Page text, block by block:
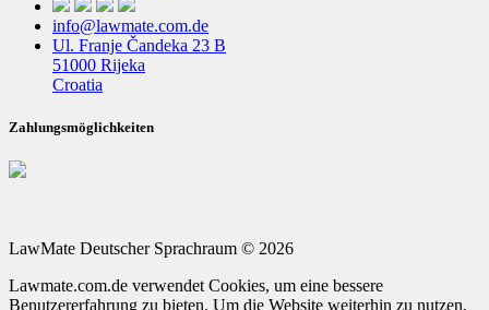
info@lawmate.com.de
Ul. Franje Čandeka 23 B
51000 Rijeka
Croatia
Zahlungsmöglichkeiten
LawMate Deutscher Sprachraum © 2026
Lawmate.com.de verwendet Cookies, um eine bessere
Benutzererfahrung zu bieten. Um die Website weiterhin zu nutzen,